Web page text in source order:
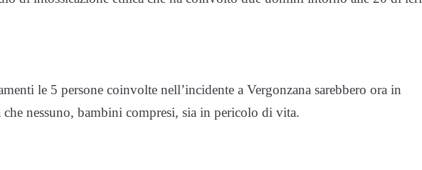
le 5 persone coinvolte nell’incidente a Vergonzana sarebbero ora in
nessuno, bambini compresi, sia in pericolo di vita.